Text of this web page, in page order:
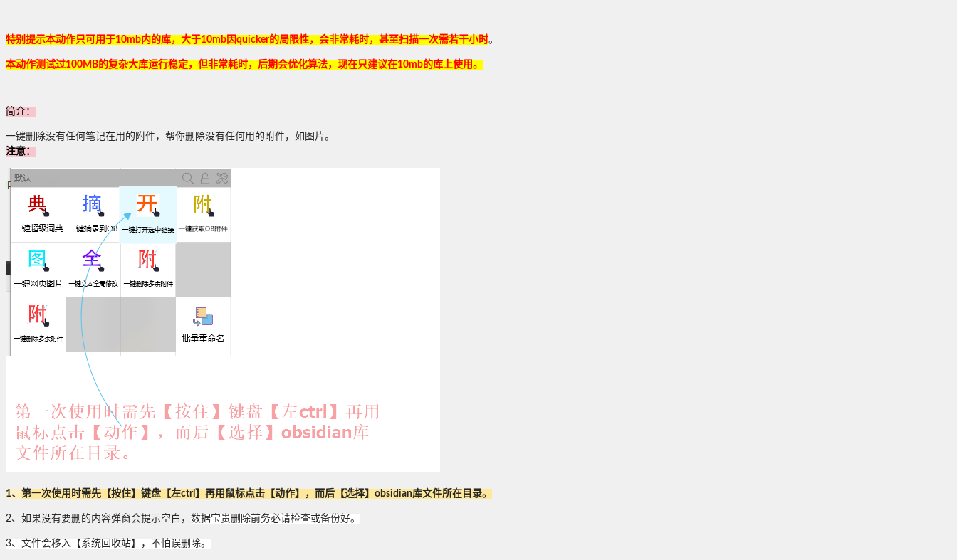
特别提示本动作只可用于10mb内的库，大于10mb因quicker的局限性，会非常耗时，甚至扫描一次需若干小时。
本动作测试过100MB的复杂大库运行稳定，但非常耗时，后期会优化算法，现在只建议在10mb的库上使用。
简介：
一键删除没有任何笔记在用的附件，帮你删除没有任何用的附件，如图片。
注意：
1、 第一次使用时需先【按住】键盘【左ctrl】再用鼠标点击【动作】，而后【选择】obsidian库文件所在目录。
2、如果没有要删的内容弹窗会提示空白， 数据宝贵删除前务必请检查或备份好。
3、文件会移入【系统回收站】，不怕误删除。